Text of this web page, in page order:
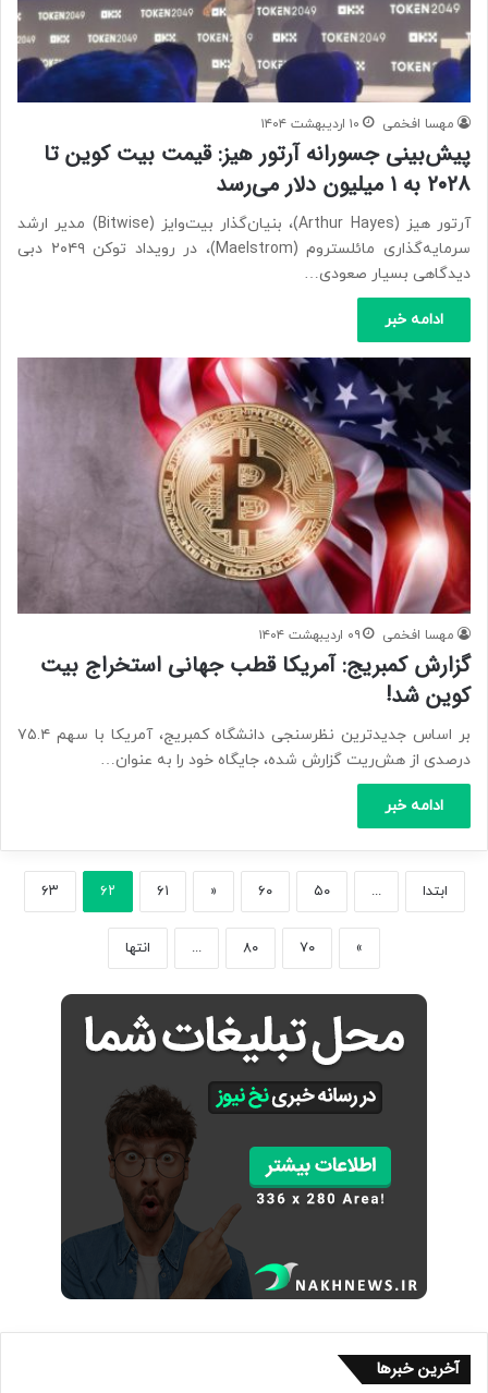
مهسا افخمی ۱۰ اردیبهشت ۱۴۰۴
پیش‌بینی جسورانه آرتور هیز: قیمت بیت کوین تا
۲۰۲۸ به ۱ میلیون دلار می‌رسد
آرتور هیز (Arthur Hayes)، بنیان‌گذار بیت‌وایز (‌Bitwise) مدیر ارشد
سرمایه‌گذاری مائلستروم (Maelstrom)، در رویداد توکن ۲۰۴۹ دبی
دیدگاهی بسیار صعودی…
ادامه خبر
مهسا افخمی ۰۹ اردیبهشت ۱۴۰۴
گزارش کمبریج: آمریکا قطب جهانی استخراج بیت
کوین شد!
بر اساس جدیدترین نظرسنجی دانشگاه کمبریج، آمریکا با سهم ۷۵.۴
درصدی از هش‌ریت گزارش شده، جایگاه خود را به عنوان…
ادامه خبر
ابتدا ... ۵۰ ۶۰ « ۶۱ ۶۲ ۶۳
» ۷۰ ۸۰ ... انتها
آخرین خبرها